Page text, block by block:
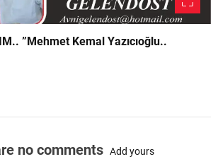
“HER KENT’E LAZIM.. ”Mehmet Kemal Yazıcıoğlu..
no comments Add yours